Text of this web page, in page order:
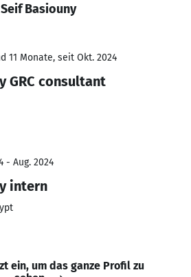
Basiouny
11 Monate, seit Okt. 2024
GRC consultant
- Aug. 2024
intern
ein, um das ganze Profil zu